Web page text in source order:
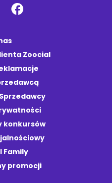
Zoocial
konkursów
Family
promocji